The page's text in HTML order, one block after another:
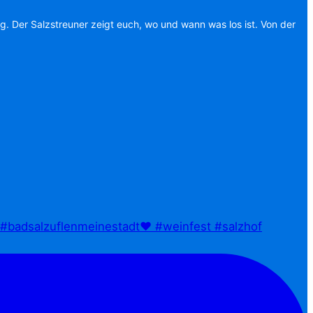
Der Salzstreuner zeigt euch, wo und wann was los ist. Von der